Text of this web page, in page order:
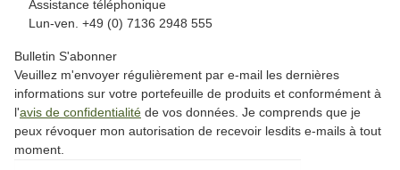
Assistance téléphonique
Lun-ven. +49 (0) 7136 2948 555
Bulletin S'abonner
Veuillez m'envoyer régulièrement par e-mail les dernières
informations sur votre portefeuille de produits et conformément à
l'avis de confidentialité de vos données. Je comprends que je
peux révoquer mon autorisation de recevoir lesdits e-mails à tout
moment.